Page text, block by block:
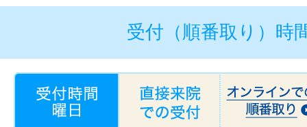
受付（順番取り）時